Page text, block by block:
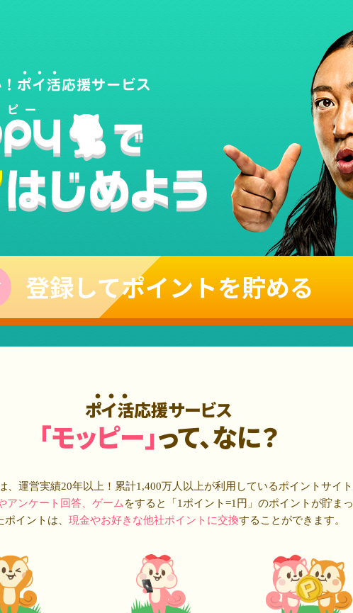
登録してポイントを貯める
ポイ活応援サービス
「モッピー」って、なに？
、運営実績20年以上！累計1,400万人 以上が利用しているポイントサイト
アンケート回答、ゲーム をすると「1ポイント=1円」のポイントが貯まっ
ポイントは、 現金やお好きな他社ポイントに交換することができます。